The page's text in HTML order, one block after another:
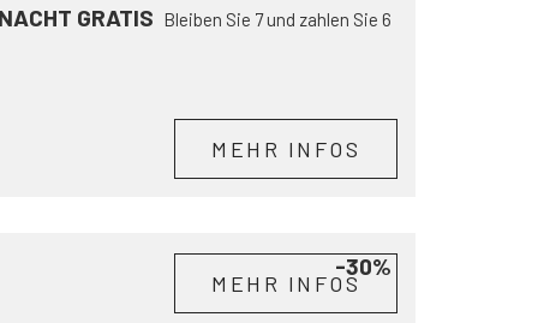
GRATIS Bleiben Sie 7 und zahlen Sie 6
MEHR INFOS
-30%
MEHR INFOS